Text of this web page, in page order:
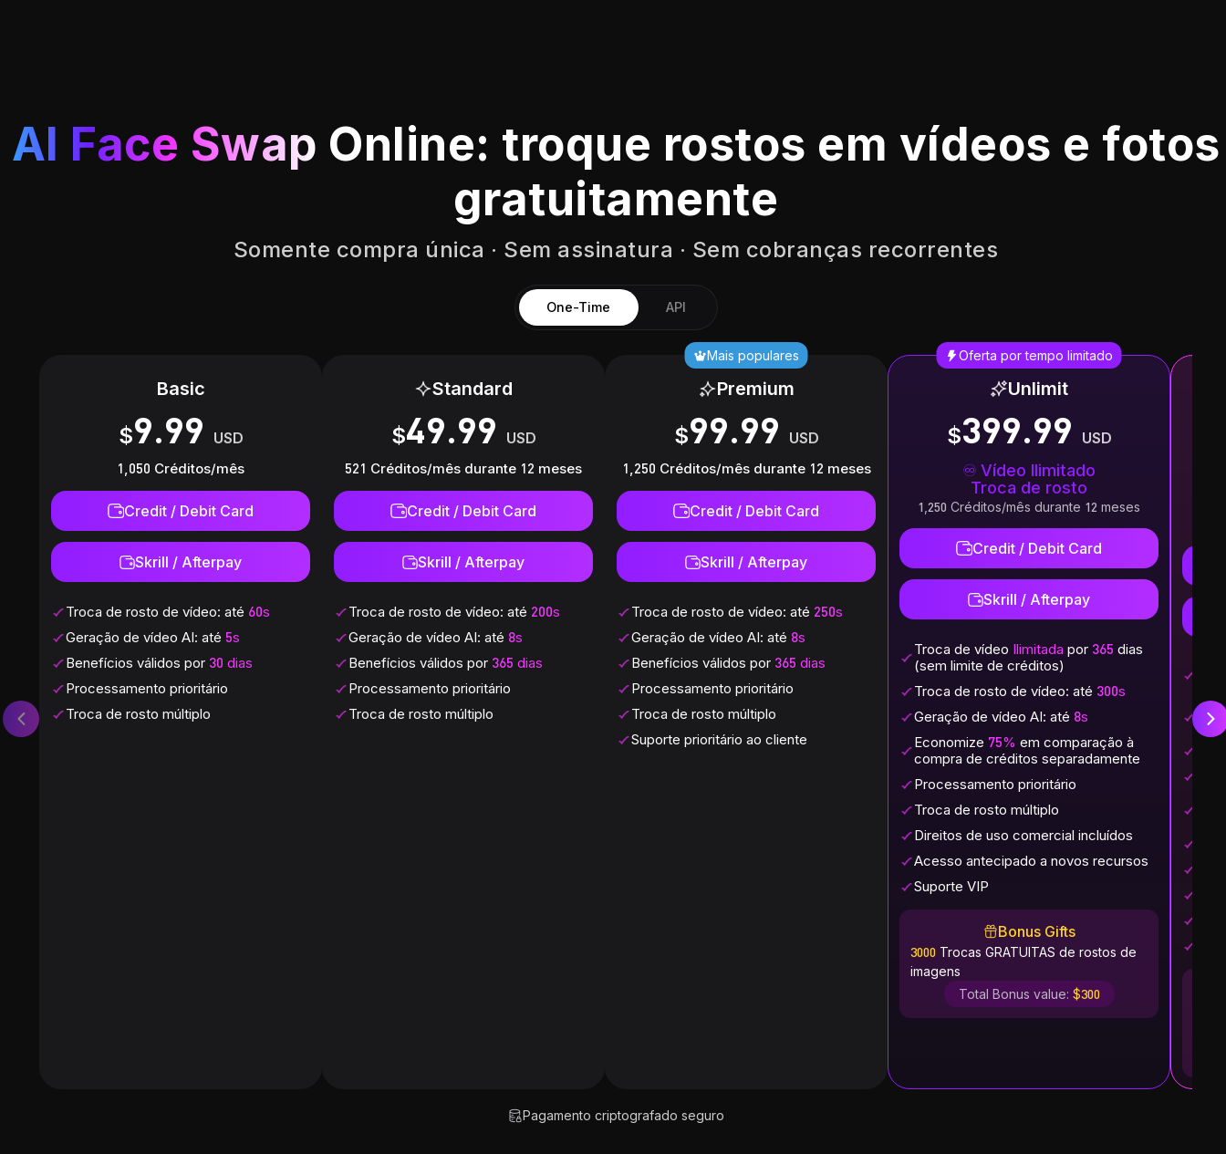
AI Face Swap Online: troque rostos em vídeos e fotos
gratuitamente
Somente compra única · Sem assinatura · Sem cobranças recorrentes
One-Time API
Basic
9.99
1,050 Créditos/mês
Credit / Debit Card
Skrill / Afterpay
Troca de rosto de vídeo: até 60s
Geração de vídeo AI: até 5s
Benefícios válidos por 30 dias
Processamento prioritário
Troca de rosto múltiplo
Standard
49.99
521 Créditos/mês durante 12 meses
Credit / Debit Card
Skrill / Afterpay
Troca de rosto de vídeo: até 200s
Geração de vídeo AI: até 8s
Benefícios válidos por 365 dias
Processamento prioritário
Troca de rosto múltiplo
Mais populares
Premium
99.99
1,250 Créditos/mês durante 12 meses
Credit / Debit Card
Skrill / Afterpay
Troca de rosto de vídeo: até 250s
Geração de vídeo AI: até 8s
Benefícios válidos por 365 dias
Processamento prioritário
Troca de rosto múltiplo
Suporte prioritário ao cliente
Oferta por tempo limitado
Unlimit
399.99
Vídeo Ilimitado
Troca de rosto
1,250 Créditos/mês durante 12 meses
Credit / Debit Card
Skrill / Afterpay
Troca de vídeo Ilimitada por 365 dias
(sem limite de créditos)
Troca de rosto de vídeo: até 300s
Geração de vídeo AI: até 8s
Economize 75% em comparação à
compra de créditos separadamente
Processamento prioritário
Troca de rosto múltiplo
Direitos de uso comercial incluídos
Acesso antecipado a novos recursos
Suporte VIP
Bonus Gifts
3000 Trocas GRATUITAS de rostos de
imagens
Total Bonus value: $300
Pagamento criptografado seguro